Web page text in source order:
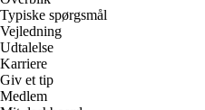
Typiske spørgsmål
Vejledning
Udtalelse
Karriere
Giv et tip
Medlem